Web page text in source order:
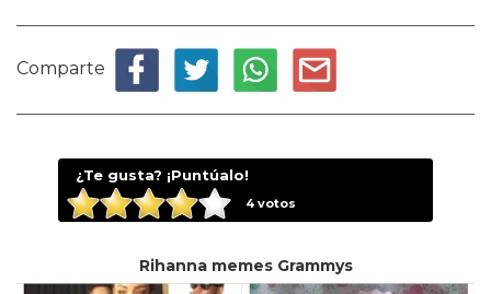
Comparte
¿Te gusta? ¡Puntúalo!
4votos
Rihanna memes Grammys